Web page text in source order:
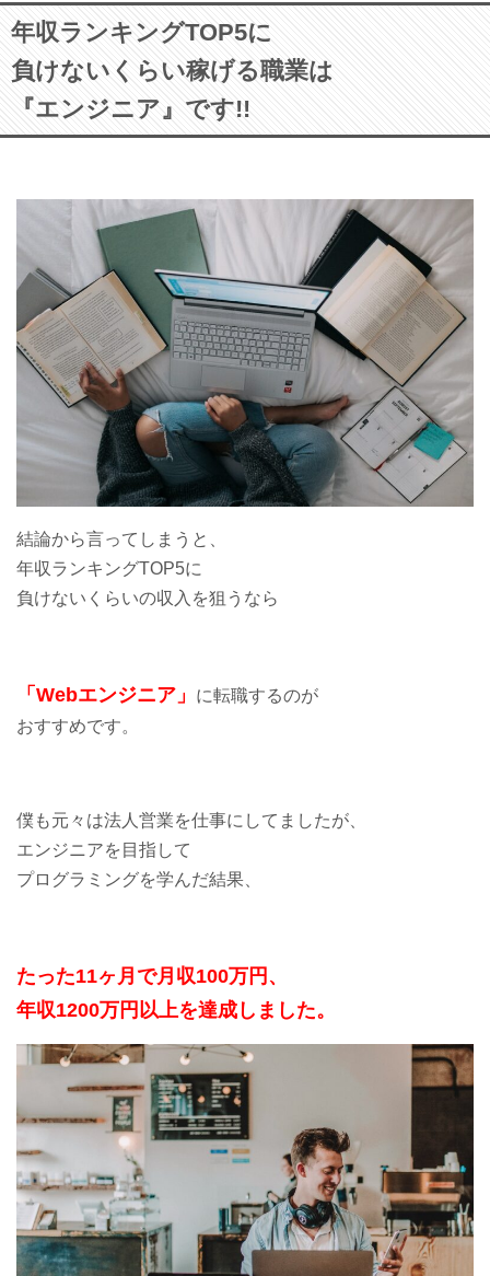
年収ランキングTOP5に
負けないくらい稼げる職業は
『エンジニア』です!!
結論から言ってしまうと、
年収ランキングTOP5に
負けないくらいの収入を狙うなら
「Webエンジニア」
に転職するのが
おすすめです。
僕も元々は法人営業を仕事にしてましたが、
エンジニアを目指して
プログラミングを学んだ結果、
たった11ヶ月で月収100万円、
年収1200万円以上を達成しました。